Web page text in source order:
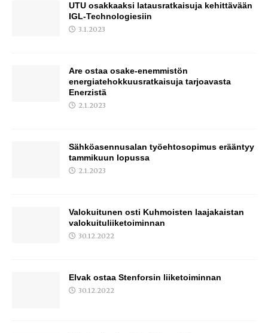
UTU osakkaaksi latausratkaisuja kehittävään
IGL-Technologiesiin
3.1.2023
Are ostaa osake-enemmistön
energiatehokkuusratkaisuja tarjoavasta
Enerzistä
2.1.2023
Sähköasennusalan työehtosopimus erääntyy
tammikuun lopussa
2.1.2023
Valokuitunen osti Kuhmoisten laajakaistan
valokuituliiketoiminnan
30.12.2022
Elvak ostaa Stenforsin liiketoiminnan
30.12.2022